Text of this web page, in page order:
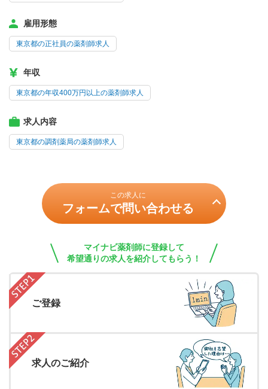
雇用形態
東京都の正社員の薬剤師求人
年収
東京都の年収400万円以上の薬剤師求人
求人内容
東京都の調剤薬局の薬剤師求人
この求人に
フォームで問い合わせる
マイナビ薬剤師に登録して
希望通りの求人を紹介してもらう！
ご登録
求人のご紹介